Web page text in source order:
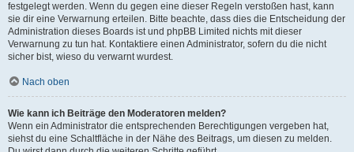
festgelegt werden. Wenn du gegen eine dieser Regeln verstoßen hast, kann
sie dir eine Verwarnung erteilen. Bitte beachte, dass dies die Entscheidung der
Administration dieses Boards ist und phpBB Limited nichts mit dieser
Verwarnung zu tun hat. Kontaktiere einen Administrator, sofern du die nicht
sicher bist, wieso du verwarnt wurdest.
Nach oben
Wie kann ich Beiträge den Moderatoren melden?
Wenn ein Administrator die entsprechenden Berechtigungen vergeben hat,
siehst du eine Schaltfläche in der Nähe des Beitrags, um diesen zu melden.